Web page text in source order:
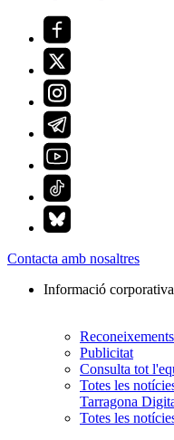
Contacta amb nosaltres
Informació corporativa
Reconeixements
Publicitat
Consulta tot
Totes les
Tarragona
Totes les